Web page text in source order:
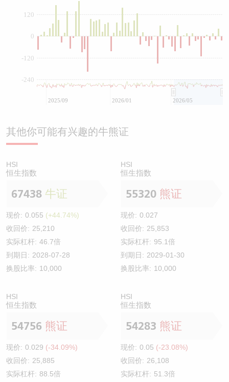
0
-240
-120
120
2025/09 2026/01 2026/05
其他你可能有兴趣的牛熊证
HSI
恒生指数
67438 牛证
现价: 0.055 (+44.74%)
收回价: 25,210
实际杠杆: 46.7倍
到期日: 2028-07-28
换股比率: 10,000
HSI
恒生指数
55320 熊证
现价: 0.027
收回价: 25,853
实际杠杆: 95.1倍
到期日: 2029-01-30
换股比率: 10,000
HSI
恒生指数
54756 熊证
现价: 0.029 (-34.09%)
收回价: 25,885
实际杠杆: 88.5倍
HSI
恒生指数
54283 熊证
现价: 0.05 (-23.08%)
收回价: 26,108
实际杠杆: 51.3倍